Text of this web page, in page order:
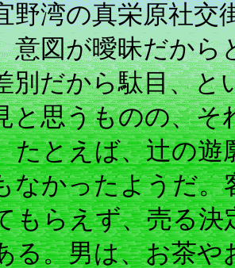
野湾の真栄原社交
意図が曖昧だから
別だから駄目、
と思うものの、
たとえば、辻の
なかったようだ
もらえず、売る
る。男は、お茶や